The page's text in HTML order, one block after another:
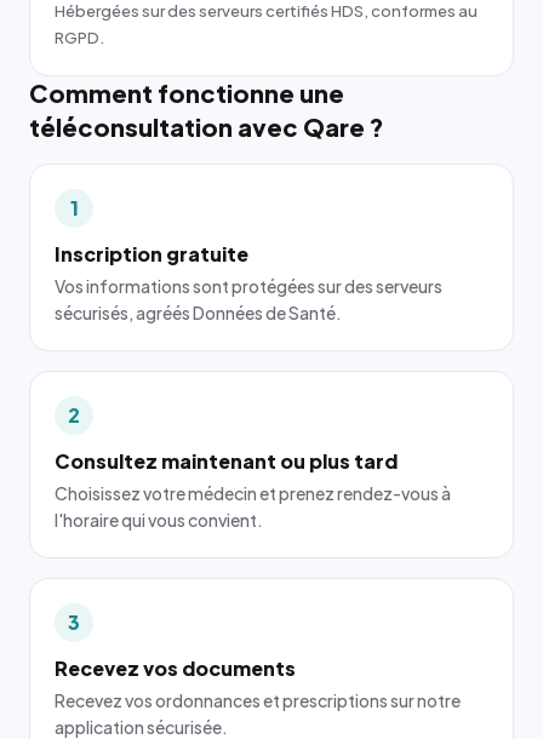
Hébergées sur des serveurs certifiés HDS, conformes au
RGPD.
Comment fonctionne une
téléconsultation avec Qare ?
1
Inscription gratuite
Vos informations sont protégées sur des serveurs
sécurisés, agréés Données de Santé.
2
Consultez maintenant ou plus tard
Choisissez votre médecin et prenez rendez-vous à
l'horaire qui vous convient.
3
Recevez vos documents
Recevez vos ordonnances et prescriptions sur notre
application sécurisée.